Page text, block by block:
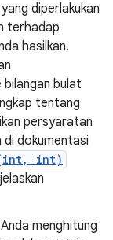
diperlakukan
terhadap
hasilkan.
bulat
tentang
persyaratan
dokumentasi
int)
menghitung